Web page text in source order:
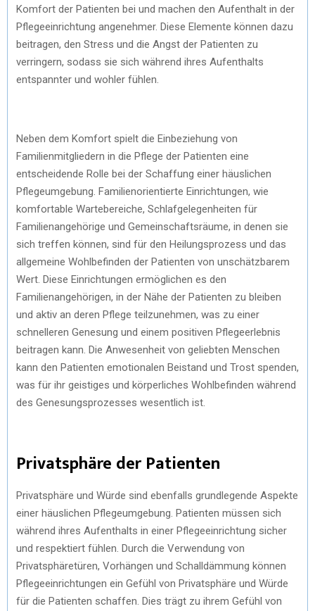
Komfort der Patienten bei und machen den Aufenthalt in der
Pflegeeinrichtung angenehmer. Diese Elemente können dazu
beitragen, den Stress und die Angst der Patienten zu
verringern, sodass sie sich während ihres Aufenthalts
entspannter und wohler fühlen.
Neben dem Komfort spielt die Einbeziehung von
Familienmitgliedern in die Pflege der Patienten eine
entscheidende Rolle bei der Schaffung einer häuslichen
Pflegeumgebung. Familienorientierte Einrichtungen, wie
komfortable Wartebereiche, Schlafgelegenheiten für
Familienangehörige und Gemeinschaftsräume, in denen sie
sich treffen können, sind für den Heilungsprozess und das
allgemeine Wohlbefinden der Patienten von unschätzbarem
Wert. Diese Einrichtungen ermöglichen es den
Familienangehörigen, in der Nähe der Patienten zu bleiben
und aktiv an deren Pflege teilzunehmen, was zu einer
schnelleren Genesung und einem positiven Pflegeerlebnis
beitragen kann. Die Anwesenheit von geliebten Menschen
kann den Patienten emotionalen Beistand und Trost spenden,
was für ihr geistiges und körperliches Wohlbefinden während
des Genesungsprozesses wesentlich ist.
Privatsphäre der Patienten
Privatsphäre und Würde sind ebenfalls grundlegende Aspekte
einer häuslichen Pflegeumgebung. Patienten müssen sich
während ihres Aufenthalts in einer Pflegeeinrichtung sicher
und respektiert fühlen. Durch die Verwendung von
Privatsphäretüren, Vorhängen und Schalldämmung können
Pflegeeinrichtungen ein Gefühl von Privatsphäre und Würde
für die Patienten schaffen. Dies trägt zu ihrem Gefühl von